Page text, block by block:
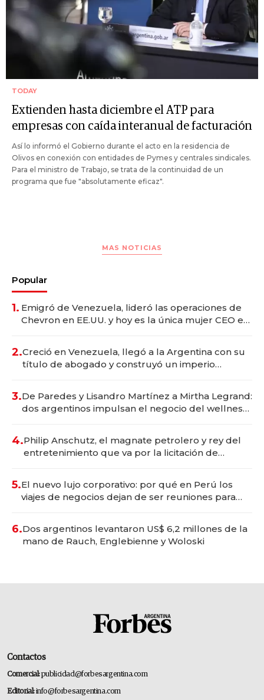
TODAY
Extienden hasta diciembre el ATP para
empresas con caída interanual de facturación
Así lo informó el Gobierno durante el acto en la residencia de
Olivos en conexión con entidades de Pymes y centrales sindicales.
Para el ministro de Trabajo, se trata de la continuidad de un
programa que fue "absolutamente eficaz".
MAS NOTICIAS
Popular
1. Emigró de Venezuela, lideró las operaciones de
Chevron en EE.UU. y hoy es la única mujer CEO en
2.Creció en Venezuela, llegó a la Argentina con su
título de abogado y construyó un imperio
3.De Paredes y Lisandro Martínez a Mirtha Legrand:
dos argentinos impulsan el negocio del wellness
4.Philip Anschutz, el magnate petrolero y rey del
entretenimiento que va por la licitación de
5.El nuevo lujo corporativo: por qué en Perú los
viajes de negocios dejan de ser reuniones para
6.Dos argentinos levantaron US$ 6,2 millones de la
mano de Rauch, Englebienne y Woloski
Contactos
Comercial:publicidad@forbesargentina.com
Editorial:info@forbesargentina.com